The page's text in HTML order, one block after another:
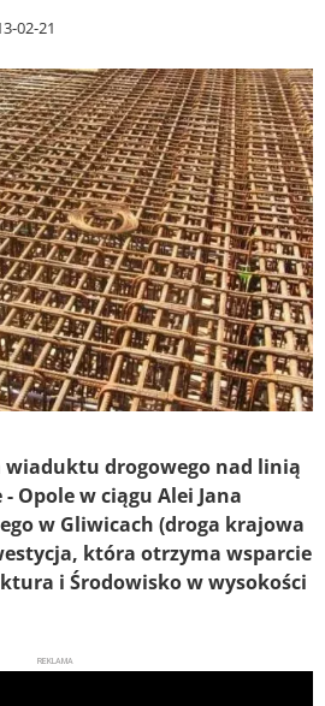
02-21
wiaduktu drogowego nad linią
Opole w ciągu Alei Jana
w Gliwicach (droga krajowa
która otrzyma wsparcie
i Środowisko w wysokości
REKLAMA